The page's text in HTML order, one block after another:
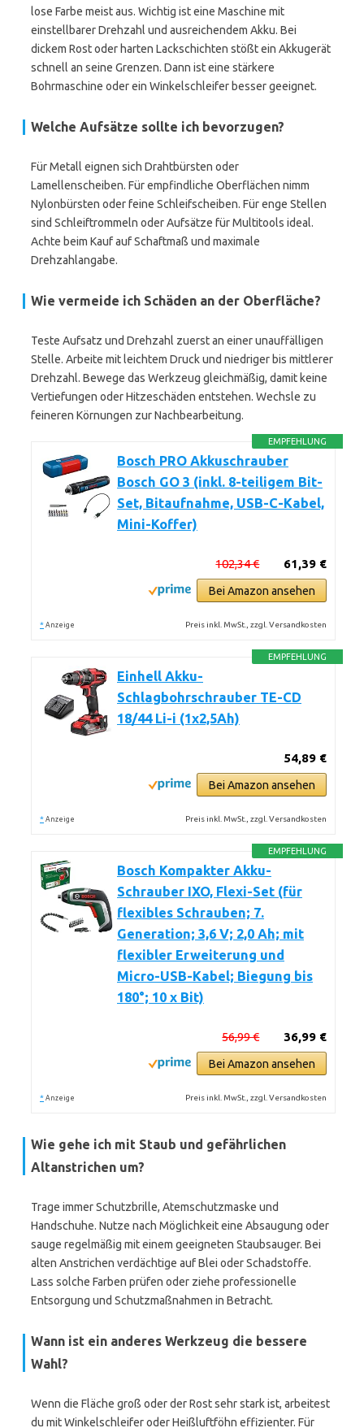
lose Farbe meist aus. Wichtig ist eine Maschine mit
einstellbarer Drehzahl und ausreichendem Akku. Bei
dickem Rost oder harten Lackschichten stößt ein Akkugerät
schnell an seine Grenzen. Dann ist eine stärkere
Bohrmaschine oder ein Winkelschleifer besser geeignet.
Welche Aufsätze sollte ich bevorzugen?
Für Metall eignen sich Drahtbürsten oder
Lamellenscheiben. Für empfindliche Oberflächen nimm
Nylonbürsten oder feine Schleifscheiben. Für enge Stellen
sind Schleiftrommeln oder Aufsätze für Multitools ideal.
Achte beim Kauf auf Schaftmaß und maximale
Drehzahlangabe.
Wie vermeide ich Schäden an der Oberfläche?
Teste Aufsatz und Drehzahl zuerst an einer unauffälligen
Stelle. Arbeite mit leichtem Druck und niedriger bis mittlerer
Drehzahl. Bewege das Werkzeug gleichmäßig, damit keine
Vertiefungen oder Hitzeschäden entstehen. Wechsle zu
feineren Körnungen zur Nachbearbeitung.
EMPFEHLUNG
Bosch PRO Akkuschrauber
Bosch GO 3 (inkl. 8-teiligem Bit-
Set, Bitaufnahme, USB-C-Kabel,
Mini-Koffer)
61,39 €
102,34 €
Bei Amazon ansehen
* Anzeige Preis inkl. MwSt., zzgl. Versandkosten
EMPFEHLUNG
Einhell Akku-
Schlagbohrschrauber TE-CD
18/44 Li-i (1x2,5Ah)
54,89 €
Bei Amazon ansehen
* Anzeige Preis inkl. MwSt., zzgl. Versandkosten
EMPFEHLUNG
Bosch Kompakter Akku-
Schrauber IXO, Flexi-Set (für
flexibles Schrauben; 7.
Generation; 3,6 V; 2,0 Ah; mit
flexibler Erweiterung und
Micro-USB-Kabel; Biegung bis
180°; 10 x Bit)
36,99 €
56,99 €
Bei Amazon ansehen
* Anzeige Preis inkl. MwSt., zzgl. Versandkosten
Wie gehe ich mit Staub und gefährlichen
Altanstrichen um?
Trage immer Schutzbrille, Atemschutzmaske und
Handschuhe. Nutze nach Möglichkeit eine Absaugung oder
sauge regelmäßig mit einem geeigneten Staubsauger. Bei
alten Anstrichen verdächtige auf Blei oder Schadstoffe.
Lass solche Farben prüfen oder ziehe professionelle
Entsorgung und Schutzmaßnahmen in Betracht.
Wann ist ein anderes Werkzeug die bessere
Wahl?
Wenn die Fläche groß oder der Rost sehr stark ist, arbeitest
du mit Winkelschleifer oder Heißluftföhn effizienter. Für